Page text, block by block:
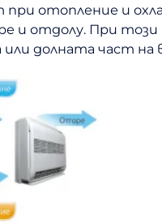
отопление и
и отдолу. При
или долната част